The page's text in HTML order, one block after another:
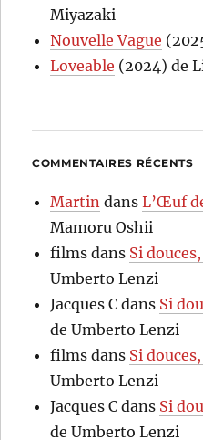
Miyazaki
Nouvelle Vague
Loveable (2024) de
COMMENTAIRES RÉCENTS
Martin dansL’Œuf
Mamoru Oshii
films dans Si
Umberto Lenzi
Jacques C dans Si
de Umberto Lenzi
films dans Si
Umberto Lenzi
Jacques C dans Si
de Umberto Lenzi